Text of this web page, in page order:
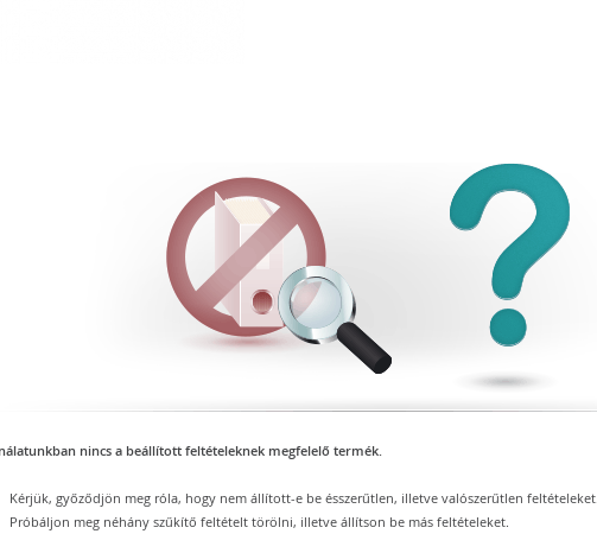
nincs a beállított feltételeknek megfelelő termék.
Kérjük, győződjön meg róla, hogy nem állított-e be ésszerűtlen, illetve valószerűtlen feltételeket.
Próbáljon meg néhány szűkítő feltételt törölni, illetve állítson be más feltételeket.